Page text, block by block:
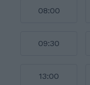
08:00
09:30
13:00